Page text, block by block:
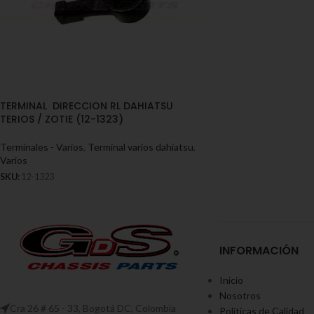
TERMINAL DIRECCION RL DAHIATSU
TERIOS / ZOTIE (12-1323)
Terminales - Varios Terminal varios dahiatsu
Varios
SKU: 12-1323
Cra 26 # 65 - 33, Bogotá DC, Colombia
INFORMACIÓN
Inicio
Nosotros
Políticas de Calidad